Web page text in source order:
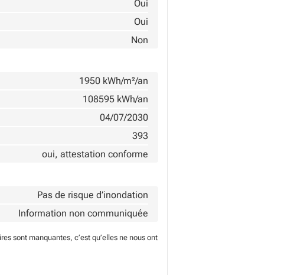
Oui
Oui
Non
1950 kWh/m²/an
108595 kWh/an
04/07/2030
393
oui, attestation conforme
Pas de risque d’inondation
Information non communiquée
sont manquantes, c’est qu’elles ne nous ont